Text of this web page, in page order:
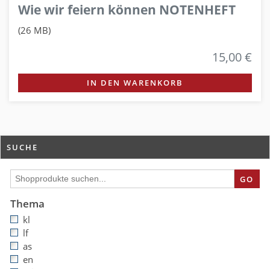
Wie wir feiern können NOTENHEFT
(26 MB)
15,00 €
IN DEN WARENKORB
SUCHE
GO
Thema
kl
lf
as
en